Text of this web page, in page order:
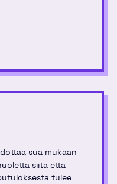
sua mukaan
siitä että
tulee